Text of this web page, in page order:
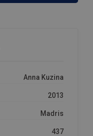
Anna Kuzina
2013
Madris
437